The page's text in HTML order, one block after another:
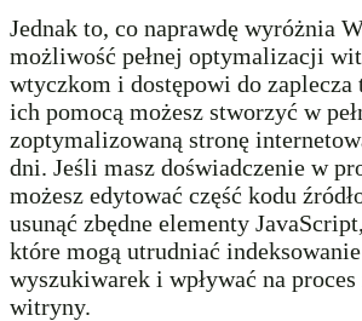
Jednak to, co naprawdę wyróżnia
możliwość pełnej optymalizacji
wtyczkom i dostępowi do zaplecza
ich pomocą możesz stworzyć w
zoptymalizowaną stronę
dni. Jeśli masz doświadczenie w
możesz edytować część kodu
usunąć zbędne elementy
które mogą utrudniać
wyszukiwarek i wpływać na
witryny.